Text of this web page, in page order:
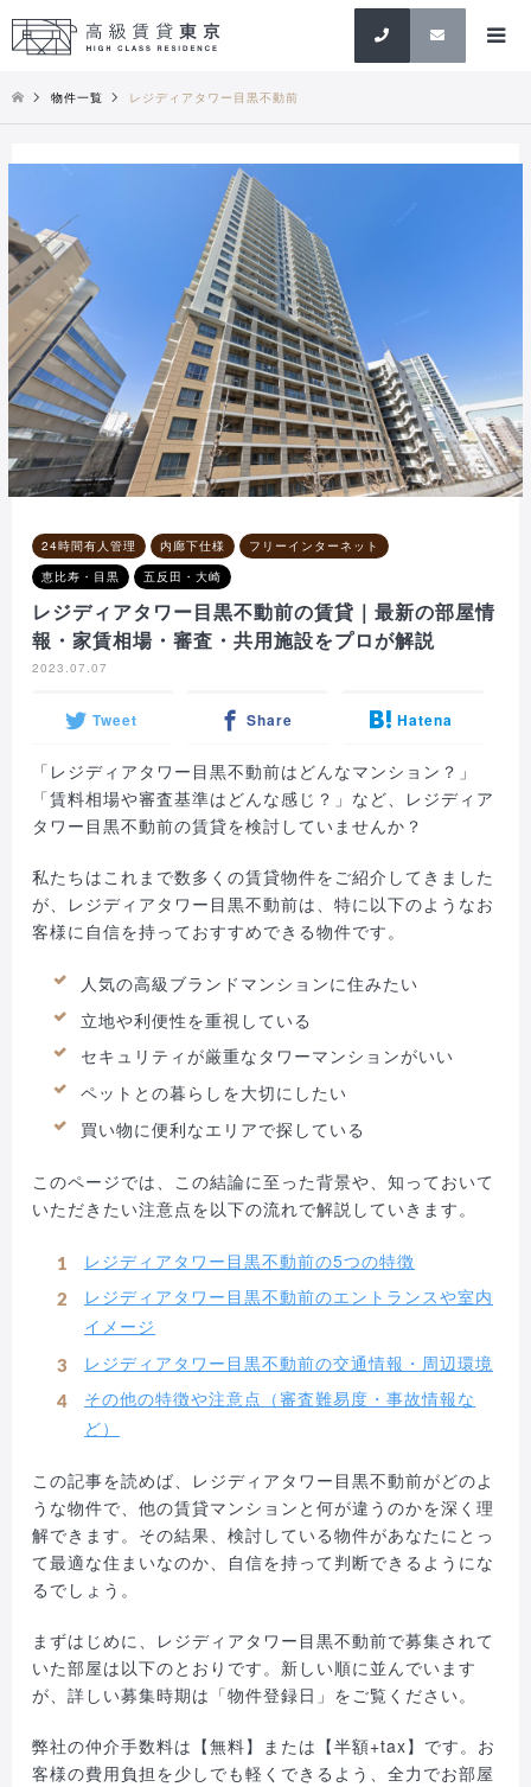
検索
物件一覧 レジディアタワー目黒不動前
24時間有人管理 内廊下仕様
フリーインターネット
恵比寿・目黒
五反田・大崎
レジディアタワー目黒不動前の賃貸｜最新の部屋情
報・家賃相場・審査・共用施設をプロが解説
2023.07.07
Tweet Share Hatena
「レジディアタワー目黒不動前はどんなマンション？」
「賃料相場や審査基準はどんな感じ？」など、レジディア
タワー目黒不動前の賃貸を検討していませんか？
私たちはこれまで数多くの賃貸物件をご紹介してきました
が、レジディアタワー目黒不動前は、特に以下のようなお
客様に自信を持っておすすめできる物件です。
人気の高級ブランドマンションに住みたい
立地や利便性を重視している
セキュリティが厳重なタワーマンションがいい
ペットとの暮らしを大切にしたい
買い物に便利なエリアで探している
このページでは、この結論に至った背景や、知っておいて
いただきたい注意点を以下の流れで解説していきます。
レジディアタワー目黒不動前の5つの特徴
レジディアタワー目黒不動前のエントランスや室内
イメージ
レジディアタワー目黒不動前の交通情報・周辺環境
その他の特徴や注意点（審査難易度・事故情報な
ど）
この記事を読めば、レジディアタワー目黒不動前がどのよ
うな物件で、他の賃貸マンションと何が違うのかを深く理
解できます。その結果、検討している物件があなたにとっ
て最適な住まいなのか、自信を持って判断できるようにな
るでしょう。
まずはじめに、レジディアタワー目黒不動前で募集されて
いた部屋は以下のとおりです。新しい順に並んでいます
が、詳しい募集時期は「物件登録日」をご覧ください。
弊社の仲介手数料は【無料】または【半額+tax】です。お
客様の費用負担を少しでも軽くできるよう、全力でお部屋